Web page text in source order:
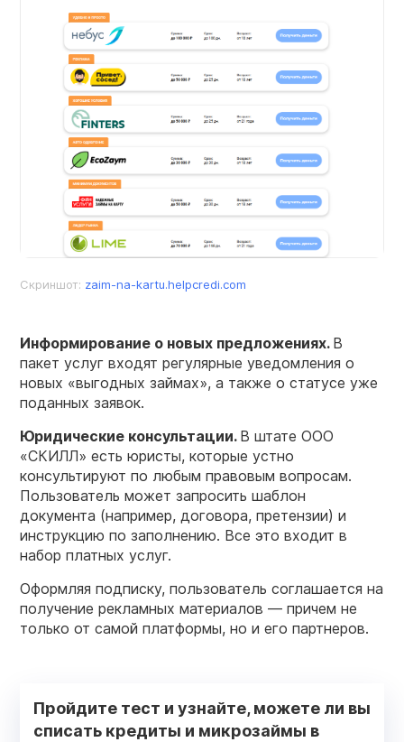
Скриншот: zaim-na-kartu.helpcredi.com
Информирование о новых предложениях. В
пакет услуг входят регулярные уведомления о
новых «выгодных займах», а также о статусе уже
поданных заявок.
Юридические консультации. В штате ООО
«СКИЛЛ» есть юристы, которые устно
консультируют по любым правовым вопросам.
Пользователь может запросить шаблон
документа (например, договора, претензии) и
инструкцию по заполнению. Все это входит в
набор платных услуг.
Оформляя подписку, пользователь соглашается на
получение рекламных материалов — причем не
только от самой платформы, но и его партнеров.
Пройдите тест и узнайте, можете ли вы
списать кредиты и микрозаймы в